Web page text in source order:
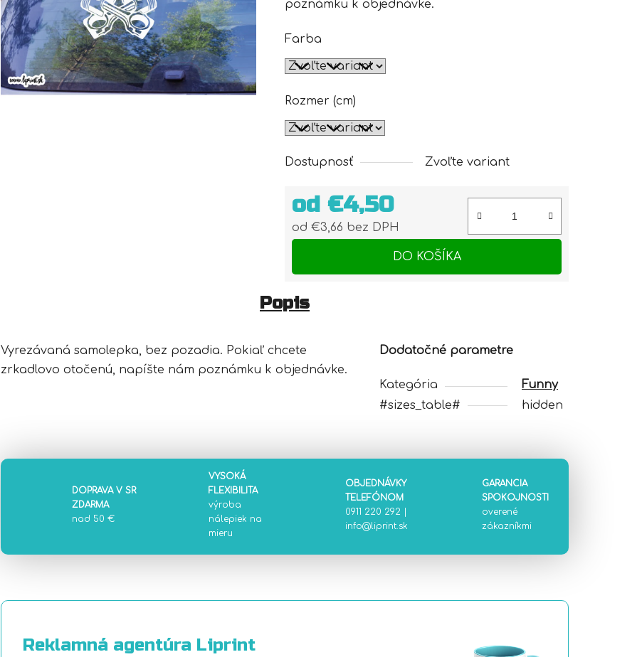
poznámku k objednávke.
Farba
Rozmer (cm)
Dostupnosť Zvoľte variant
od €4,50
od €3,66 bez DPH
Jednotková cena:
DO KOŠÍKA
Popis
Vyrezávaná samolepka, bez pozadia. Pokiaľ chcete
zrkadlovo otočenú, napíšte nám poznámku k objednávke.
Dodatočné parametre
Kategória
Funny
#sizes_table#
hidden
DOPRAVA V SR
ZDARMA
nad 50 €
VYSOKÁ
FLEXIBILITA
výroba
nálepiek na
mieru
OBJEDNÁVKY
TELEFÓNOM
0911 220 292
info@liprint.sk
GARANCIA
SPOKOJNOSTI
overené
zákazníkmi
Reklamná agentúra Liprint